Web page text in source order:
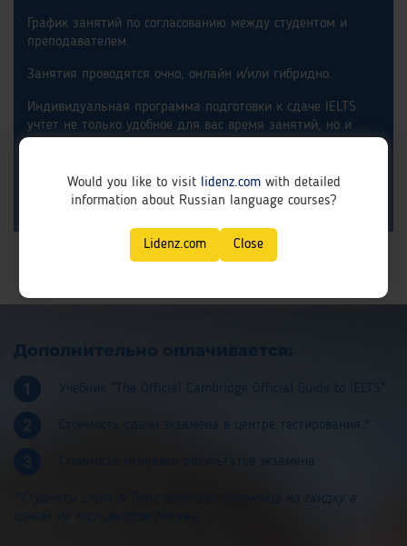
Would you like to visit lidenz.comwith detailed
information about Russian language courses?
Lidenz.com Close
График занятий по согласованию между студентом и
преподавателем.
Занятия проводятся очно, онлайн и/или гибридно.
Индивидуальная программа подготовки к сдаче IELTS
учтет не только удобное для вас время занятий, но и
очно 2000 руб./академический час
онлайн 1800 руб./академический час
Запишите меня
Учебник "The Official Cambridge Official Guide to IELTS"
Стоимость сдачи экзамена в центре тестирования.*
Стоимость отправки результатов экзамена
*Студенты Liden & Denz получают промокод на скидку в